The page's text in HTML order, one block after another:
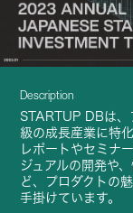
Description
STARTUP DBは、
級の成長産業に特
レポートやセミナ
ジュアルの開発や
ど、プロダクトの
手掛けています。